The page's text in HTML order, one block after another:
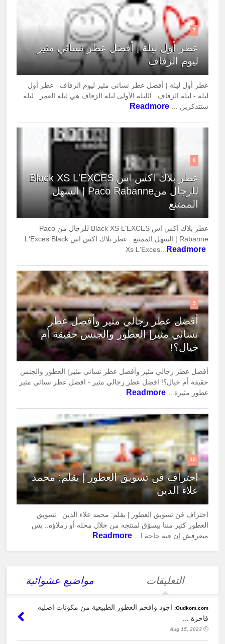
7
عطر أول ليلة | أفضل عطر نسائي مثير
ليوم الزفاف
عطر أول ليلة | أفضل عطر نسائي مثير ليوم الزفاف عطر أول
ليلة - ليلة الزفاف الليلة الأولى ليلة الزفاف هي ليلة العمر.. ليلة
ستتذكرين ... Readmore
8
عطر بلاك اكس اس Black XS L'EXCES
للرجال منPaco Rabanne | السهل
الممتنع
عطر بلاك اكس اس Black XS L'EXCES للرجال من Paco
Rabanne | السهل الممتنع عطر بلاك اكس اس L'Exces Black
Xs L'Exces... Readmore
9
أفضل عطر رجالي مثير وأفضل عطر
نسائي مثير| العطور والجنس حقيقة أم
خيال؟!
أفضل عطر رجالي مثير وأفضل عطر نسائي مثير| العطور والجنس
حقيقة أم خيال؟! افضل عطر رجالي مثير - افضل عطر نسائي مثير
عطور مثيرة... Readmore
10
احتراف فن تسويق العطور | بقلم: محمد
علاء الدين
احتراف فن تسويق العطور | بقلم: محمد علاء الدين تسويق
العطور كتير مننا بيسوّق لمنتجه من خلال محله أو زملاؤه.. بس
ميعرفش إن فيه حاجة ا... Readmore
التعليقات مواضيع عشوائية
Oudkom.com:
اجود وافخم العطور الطبيعية من مكونات اصليه
فاخرة ...
Aug 15, 2023